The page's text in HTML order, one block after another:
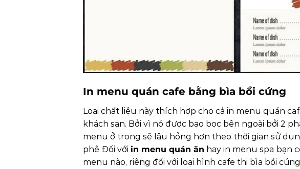
In menu quán cafe bằng bìa bồi cứng
Loại chất liệu này thích hợp cho cả in menu quán
khách sạn. Bởi vì nó được bao bọc bên ngoài bởi 2
menu ở trong sẽ lâu hỏng hơn theo thời gian sử
phê Đối với in menu quán ăn hay in menu spa bạn
menu nào, riêng đối với loại hình cafe thi bìa bồi